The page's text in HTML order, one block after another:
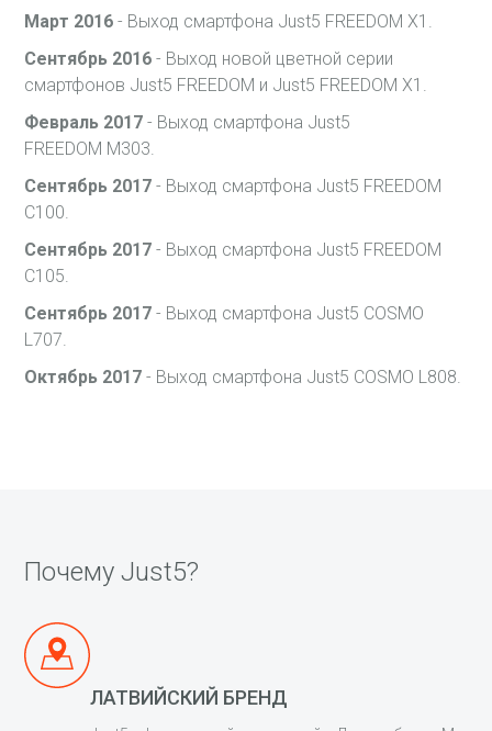
Март 2016 - Выход смартфона Just5 FREEDOM X1.
Сентябрь 2016 - Выход новой цветной серии
смартфонов Just5 FREEDOM и Just5 FREEDOM X1.
Февраль 2017 - Выход смартфона Just5
FREEDOM M303.
Сентябрь 2017 - Выход смартфона Just5 FREEDOM
C100.
Сентябрь 2017 - Выход смартфона Just5 FREEDOM
C105.
Сентябрь 2017 - Выход смартфона Just5 COSMO
L707.
Октябрь 2017 - Выход смартфона Just5 COSMO L808.
Почему Just5?
ЛАТВИЙСКИЙ БРЕНД